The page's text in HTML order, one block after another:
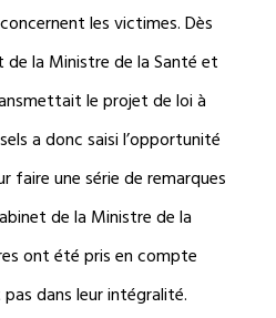
les victimes. Dès
de la Ministre de la Santé et
le projet de loi à
a donc saisi l’opportunité
faire une série de remarques
de la Ministre de la
ont été pris en compte
dans leur intégralité.